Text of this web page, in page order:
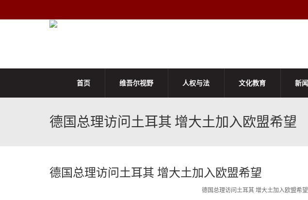
首页 维吾尔视野 人权与法 文化教育 新闻
德国总理访问土耳其 增大土加入欧盟希望
德国总理访问土耳其 增大土加入欧盟希望
德国总理访问土耳其 增大土加入欧盟希望